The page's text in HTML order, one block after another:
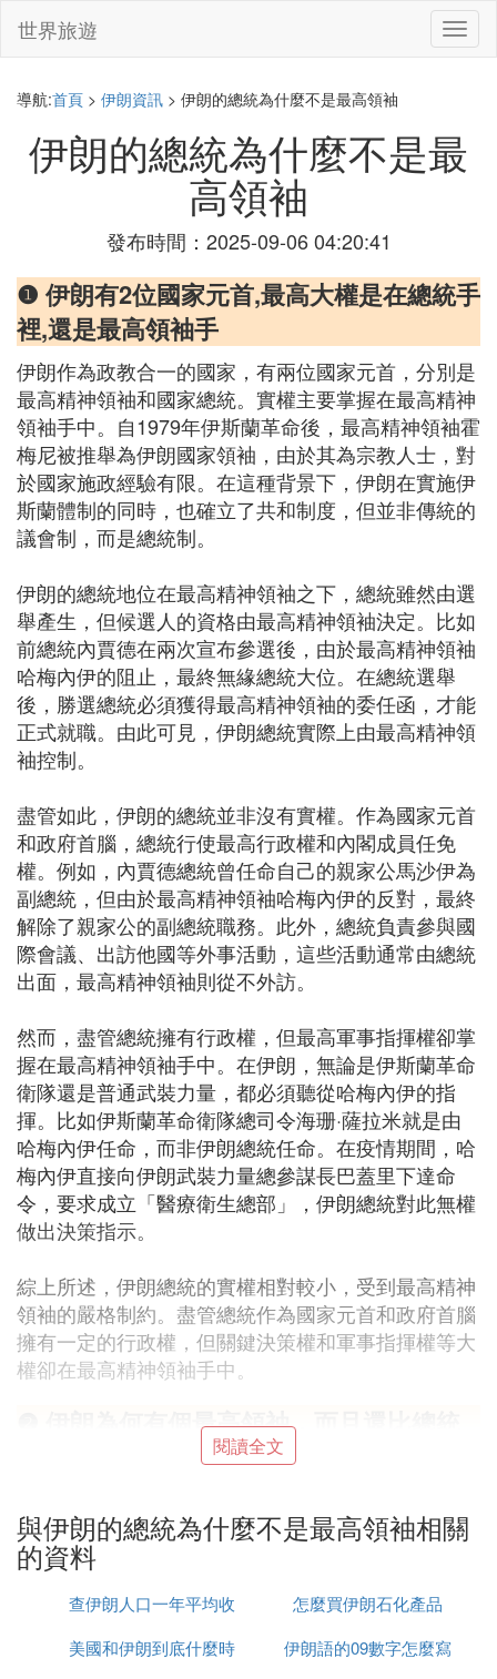
切
換
世界旅遊
導航:首頁 > 伊朗資訊 > 伊朗的總統為什麼不是最高領袖
伊朗的總統為什麼不是最
高領袖
發布時間：2025-09-06 04:20:41
❶ 伊朗有2位國家元首,最高大權是在總統手
裡,還是最高領袖手
伊朗作為政教合一的國家，有兩位國家元首，分別是
最高精神領袖和國家總統。實權主要掌握在最高精神
領袖手中。自1979年伊斯蘭革命後，最高精神領袖霍
梅尼被推舉為伊朗國家領袖，由於其為宗教人士，對
於國家施政經驗有限。在這種背景下，伊朗在實施伊
斯蘭體制的同時，也確立了共和制度，但並非傳統的
議會制，而是總統制。
伊朗的總統地位在最高精神領袖之下，總統雖然由選
舉產生，但候選人的資格由最高精神領袖決定。比如
前總統內賈德在兩次宣布參選後，由於最高精神領袖
哈梅內伊的阻止，最終無緣總統大位。在總統選舉
後，勝選總統必須獲得最高精神領袖的委任函，才能
正式就職。由此可見，伊朗總統實際上由最高精神領
袖控制。
盡管如此，伊朗的總統並非沒有實權。作為國家元首
和政府首腦，總統行使最高行政權和內閣成員任免
權。例如，內賈德總統曾任命自己的親家公馬沙伊為
副總統，但由於最高精神領袖哈梅內伊的反對，最終
解除了親家公的副總統職務。此外，總統負責參與國
際會議、出訪他國等外事活動，這些活動通常由總統
出面，最高精神領袖則從不外訪。
然而，盡管總統擁有行政權，但最高軍事指揮權卻掌
握在最高精神領袖手中。在伊朗，無論是伊斯蘭革命
衛隊還是普通武裝力量，都必須聽從哈梅內伊的指
揮。比如伊斯蘭革命衛隊總司令海珊·薩拉米就是由
哈梅內伊任命，而非伊朗總統任命。在疫情期間，哈
梅內伊直接向伊朗武裝力量總參謀長巴蓋里下達命
令，要求成立「醫療衛生總部」，伊朗總統對此無權
做出決策指示。
綜上所述，伊朗總統的實權相對較小，受到最高精神
領袖的嚴格制約。盡管總統作為國家元首和政府首腦
擁有一定的行政權，但關鍵決策權和軍事指揮權等大
權卻在最高精神領袖手中。
❷ 伊朗為何有個最高領袖，而且還比總統
大，總統的職能是什麼
家擔任，實際掌控國家的軍權和決策權。總統僅是政
府首腦，地位低於最高領袖。
伊朗的政教合一體制源自1979年伊斯蘭革命後的伊朗
伊斯蘭共和國憲法。此體制使宗教領袖有權治理國
閱讀全文
與伊朗的總統為什麼不是最高領袖相關
的資料
查伊朗人口一年平均收
入多少
怎麼買伊朗石化產品
美國和伊朗到底什麼時
伊朗語的09數字怎麼寫